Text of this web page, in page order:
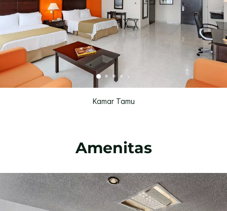
Kamar Tamu
Amenitas